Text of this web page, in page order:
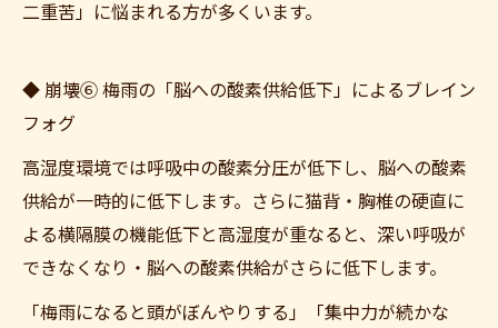
二重苦」に悩まれる方が多くいます。
◆ 崩壊⑥ 梅雨の「脳への酸素供給低下」によるブレイン
フォグ
高湿度環境では呼吸中の酸素分圧が低下し、脳への酸素
供給が一時的に低下します。さらに猫背・胸椎の硬直に
よる横隔膜の機能低下と高湿度が重なると、深い呼吸が
できなくなり・脳への酸素供給がさらに低下します。
「梅雨になると頭がぼんやりする」「集中力が続かな